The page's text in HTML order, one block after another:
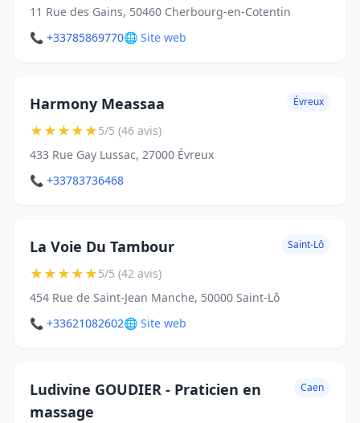
11 Rue des Gains, 50460 Cherbourg-en-Cotentin
📞 +33785869770🌐 Site web
Harmony Meassaa Évreux
★★★★★5/5 (46 avis)
433 Rue Gay Lussac, 27000 Évreux
📞 +33783736468
La Voie Du Tambour Saint-Lô
★★★★★5/5 (42 avis)
454 Rue de Saint-Jean Manche, 50000 Saint-Lô
📞 +33621082602🌐 Site web
Ludivine GOUDIER - Praticien en
massage
Caen